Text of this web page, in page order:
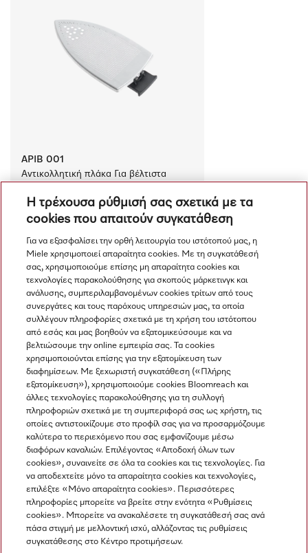
APIB 001
Αντικολλητική πλάκα Για βέλτιστα
ή ευαίσθητων υφασμάτων.
€ 65.00
Σύγκριση
Προβολή όλων
Πλοήγηση
Υπηρεσιες
Η τρέχουσα ρύθμισή σας σχετικά με τα
cookies που απαιτούν συγκατάθεση
Για να εξασφαλίσει την ορθή λειτουργία του ιστότοπού μας, η
Miele χρησιμοποιεί απαραίτητα cookies. Με τη συγκατάθεσή
σας, χρησιμοποιούμε επίσης μη απαραίτητα cookies και
τεχνολογίες παρακολούθησης για σκοπούς μάρκετινγκ και
ανάλυσης, συμπεριλαμβανομένων cookies τρίτων από τους
συνεργάτες και τους παρόχους υπηρεσιών μας, τα οποία
συλλέγουν πληροφορίες σχετικά με τη χρήση του ιστότοπου
από εσάς και μας βοηθούν να εξατομικεύσουμε και να
βελτιώσουμε την online εμπειρία σας. Τα cookies
χρησιμοποιούνται επίσης για την εξατομίκευση των
διαφημίσεων. Με ξεχωριστή συγκατάθεση («Πλήρης
εξατομίκευση»), χρησιμοποιούμε cookies Bloomreach και
άλλες τεχνολογίες παρακολούθησης για τη συλλογή
πληροφοριών σχετικά με τη συμπεριφορά σας ως χρήστη, τις
οποίες αντιστοιχίζουμε στο προφίλ σας για να προσαρμόζουμε
καλύτερα το περιεχόμενο που σας εμφανίζουμε μέσω
διαφόρων καναλιών. Επιλέγοντας «Αποδοχή όλων των
cookies», συναινείτε σε όλα τα cookies και τις τεχνολογίες. Για
να αποδεχτείτε μόνο τα απαραίτητα cookies και τεχνολογίες,
επιλέξτε «Μόνο απαραίτητα cookies». Περισσότερες
πληροφορίες μπορείτε να βρείτε στην ενότητα «Ρυθμίσεις
cookies». Μπορείτε να ανακαλέσετε τη συγκατάθεσή σας ανά
πάσα στιγμή με μελλοντική ισχύ, αλλάζοντας τις ρυθμίσεις
συγκατάθεσης στο Κέντρο προτιμήσεων.